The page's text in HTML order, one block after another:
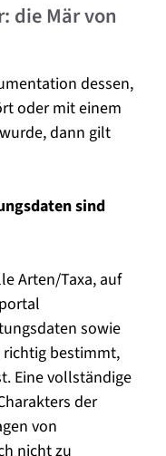
die Mär von
dessen,
oder mit einem
dann gilt
sind
Arten/Taxa, auf
sowie
richtig bestimmt,
Eine vollständige
der
von
nicht zu